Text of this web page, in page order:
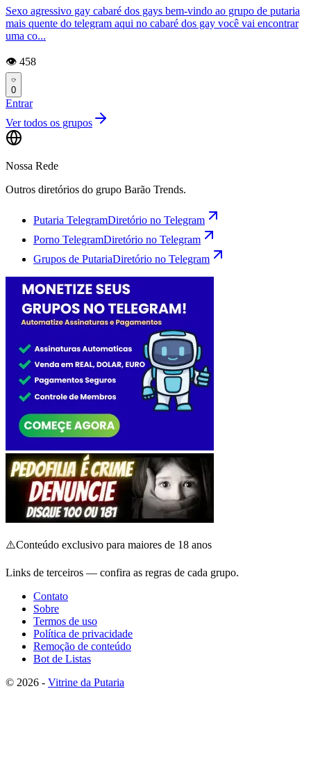
Sexo agressivo gay cabaré dos gays bem-vindo ao grupo de putaria
mais quente do telegram aqui no cabaré dos gay você vai encontrar
uma co...
👁️ 458
0
Entrar
Ver todos os grupos
Nossa Rede
Outros diretórios do grupo Barão Trends.
Putaria TelegramDiretório no Telegram
Porno TelegramDiretório no Telegram
Grupos de PutariaDiretório no Telegram
⚠️Conteúdo exclusivo para maiores de 18 anos
Links de terceiros — confira as regras de cada grupo.
Contato
Sobre
Termos de uso
Política de privacidade
Remoção de conteúdo
Bot de Listas
© 2026 - Vitrine da Putaria